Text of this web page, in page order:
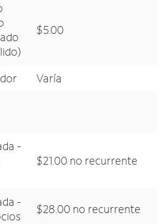
$5.00
Varía
-
$21.00 no recurrente
-
$28.00 no recurrente